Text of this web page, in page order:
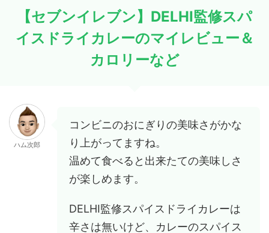
【セブンイレブン】DELHI監修スパ
イスドライカレーのマイレビュー＆
カロリーなど
ハム次郎
コンビニのおにぎりの美味さがかな
り上がってますね。
温めて食べると出来たての美味しさ
が楽しめます。
DELHI監修スパイスドライカレーは
辛さは無いけど、カレーのスパイス